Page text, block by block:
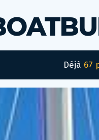
Déjà 67